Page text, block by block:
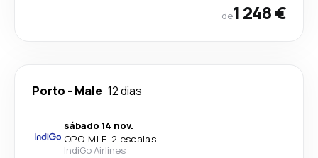
de1 248 €
Porto - Male 12 dias
sábado 14 nov.
OPO-MLE· 2 escalas
IndiGo Airlines